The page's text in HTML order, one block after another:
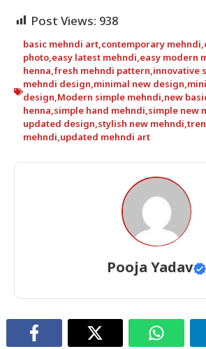
Post Views: 938
basic mehndi art,contemporary mehndi,
photo,easy latest mehndi,easy modern
henna,fresh mehndi pattern,innovative
mehndi design,minimal new design,
design,Modern simple mehndi,new
henna,simple hand mehndi,simple new
updated design,stylish new mehndi,
mehndi,updated mehndi art
Pooja Yadav